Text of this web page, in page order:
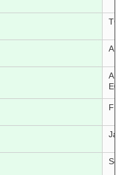
TCV
E0
FKM
Japón
Sello